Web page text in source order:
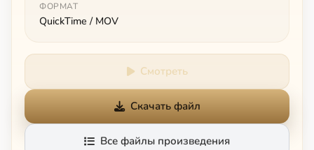
ФОРМАТ
QuickTime / MOV
Смотреть
Скачать файл
Все файлы произведения